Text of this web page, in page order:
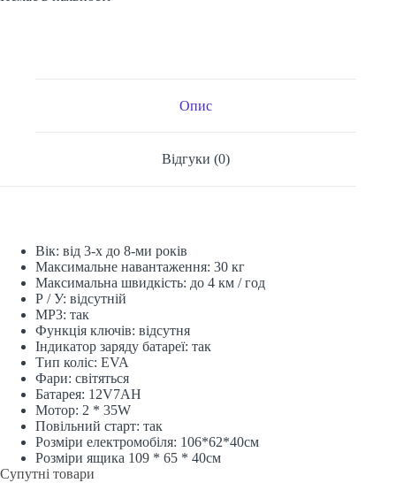
Опис
Відгуки (0)
Вік: від 3-х до 8-ми років
Максимальне навантаження: 30 кг
Максимальна швидкість: до 4 км / год
Р / У: відсутній
МР3: так
Функція ключів: відсутня
Індикатор заряду батареї: так
Тип коліс: EVA
Фари: світяться
Батарея: 12V7AH
Мотор: 2 * 35W
Повільний старт: так
Розміри електромобіля: 106*62*40см
Розміри ящика 109 * 65 * 40см
Супутні товари